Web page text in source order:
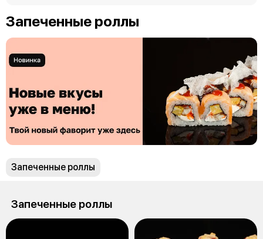
Запеченные роллы
Запеченные роллы
Запеченные роллы